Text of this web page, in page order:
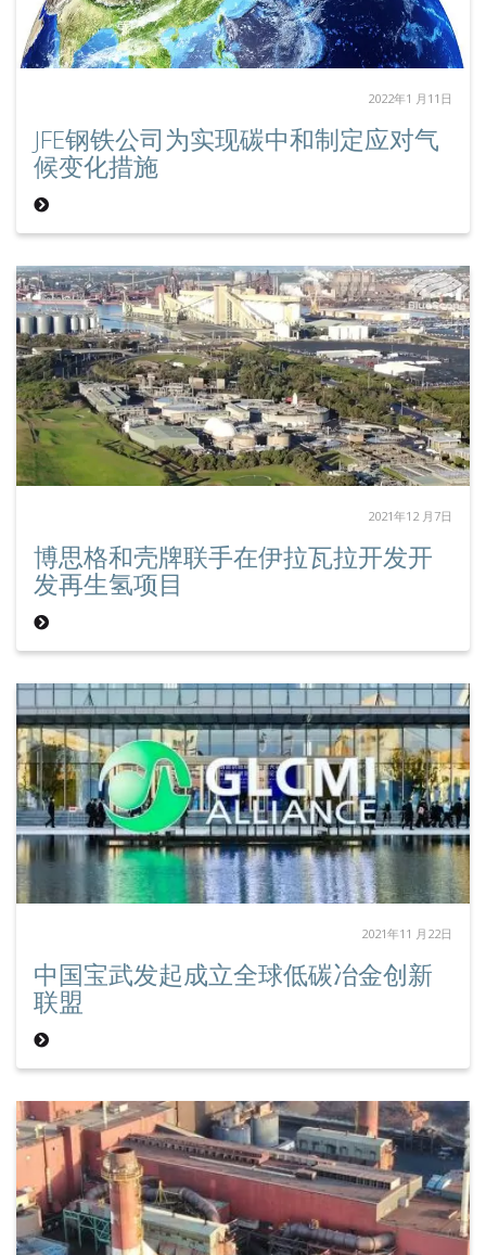
2022年1 月11日
JFE钢铁公司为实现碳中和制定应对气
候变化措施
2021年12 月7日
博思格和壳牌联手在伊拉瓦拉开发开
发再生氢项目
2021年11 月22日
中国宝武发起成立全球低碳冶金创新
联盟